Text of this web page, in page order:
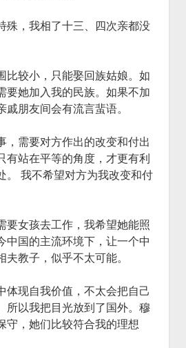
热门事件
电影推荐
火星情报局
音乐推荐
四海
殊，我相了十三、四次亲都没
比较小，只能娶回族姑娘。如
要她加入我的民族。如果不加
戚朋友间会有流言蜚语。
，需要对方作出的改变和付出
有站在平等的角度，才更有利
。 我不希望对方为我改变和付
要女孩去工作，我希望她能照
中国的主流环境下，让一个中
教子，似乎不太可能。
体现自我价值，不太会把自己
所以我把目光放到了国外。穆
守，她们比较符合我的理想